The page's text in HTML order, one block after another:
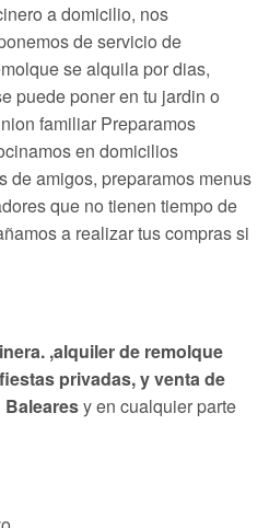
a domicilio, nos
de servicio de
se alquila por dias,
puede poner en tu jardin o
familiar Preparamos
en domicilios
de amigos, preparamos menus
que no tienen tiempo de
a realizar tus compras si
,alquiler de remolque
privadas, y venta de
Balearesy en cualquier parte